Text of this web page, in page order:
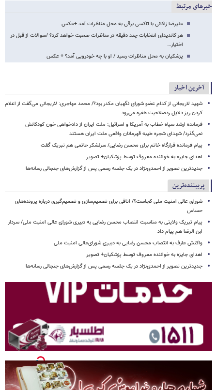
خبرهای مرتبط
علیرضا زاکانی با تاکسی برقی به محل مناظرات آمد +عکس
هر کاندیدای انتخابات چند دقیقه در مناظرات صحبت خواهد کرد؟ /سوالات از قبل در
اختیار…
پزشکیان به محل مناظرات رسید / او با چه خودرویی آمد؟ + عکس
آخرین اخبار
شهید لاریجانی از کدام عضو شورای نگهبان مکدر بود؟/ محمد مهاجری: لاریجانی می‌گفت از اعلام
کردن ریز دلایل ردصلاحیت طفره می‌رود
فرمانده ارشد سپاه خطاب به آمریکا و اسرائیل: ملت ایران از دادخواهی خون کودکانش
نمی‌گذرد/ شهدای شجره طیبه قهرمانان واقعی ملت ایران هستند
پیام فرمانده قرارگاه خاتم برای محسن رضایی/ سرلشکر حاتمی هم تبریک گفت
اهدای جایزه به خواننده معروف توسط پزشکیان+ تصویر
جدیدترین تصویر از احمدی‌نژاد در یک جلسه رسمی پس از گزارش‌های جنجالی رسانه‌ها
پربیننده‌ترین
شورای عالی امنیت ملی کجاست؟/ اتاقی برای تصمیم‌سازی و تصمیم‌گیری درباره پرونده‌های
حساس
پیام تبریک ولایتی به مناسبت انتصاب محسن رضایی به دبیری شورای عالی امنیت ملی/ سردار
ابن الرضا هم پیام داد
واکنش عارف به انتصاب محسن رضایی به دبیری شورای‌عالی امنیت ملی
اهدای جایزه به خواننده معروف توسط پزشکیان+ تصویر
جدیدترین تصویر از احمدی‌نژاد در یک جلسه رسمی پس از گزارش‌های جنجالی رسانه‌ها